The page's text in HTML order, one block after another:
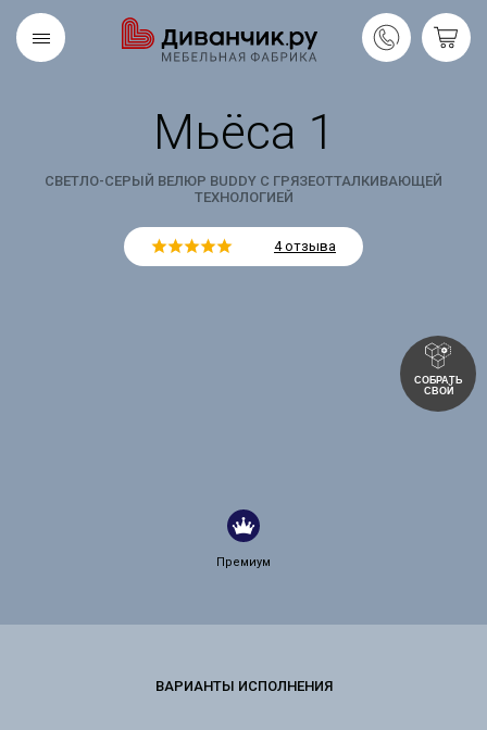
Мьёса 1
СВЕТЛО-СЕРЫЙ ВЕЛЮР BUDDY С ГРЯЗЕОТТАЛКИВАЮЩЕЙ
ТЕХНОЛОГИЕЙ
4 отзыва
СОБРАТЬ
СВОЙ
Премиум
Скандинавская